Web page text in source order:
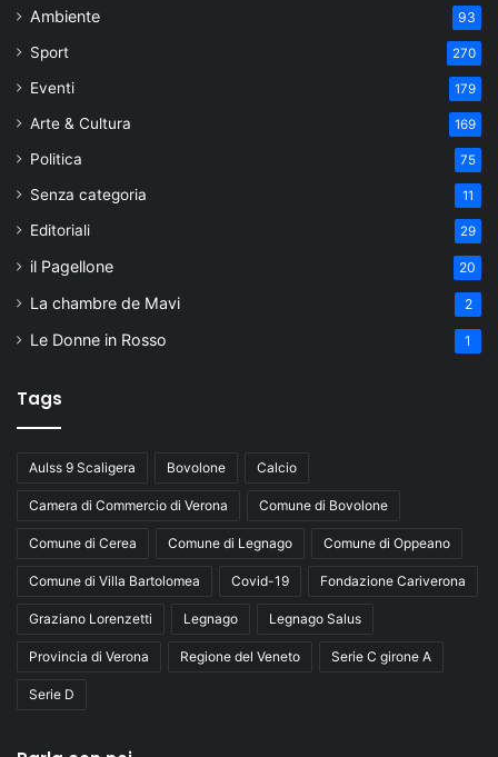
Ambiente 93
Sport 270
Eventi 179
Arte & Cultura 169
Politica 75
Senza categoria 11
Editoriali 29
il Pagellone 20
La chambre de Mavi 2
Le Donne in Rosso 1
Tags
Aulss 9 Scaligera Bovolone Calcio
Camera di Commercio di Verona Comune di Bovolone
Comune di Cerea Comune di Legnago Comune di Oppeano
Comune di Villa Bartolomea Covid-19 Fondazione Cariverona
Graziano Lorenzetti Legnago Legnago Salus
Provincia di Verona Regione del Veneto Serie C girone A
Serie D